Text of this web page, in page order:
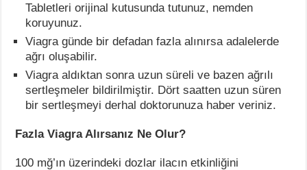
Tabletleri orijinal kutusunda tutunuz, nemden
koruyunuz.
Viagra günde bir defadan fazla alınırsa adalelerde
ağrı oluşabilir.
Viagra aldıktan sonra uzun süreli ve bazen ağrılı
sertleşmeler bildirilmiştir. Dört saatten uzun süren
bir sertleşmeyi derhal doktorunuza haber veriniz.
Fazla Viagra Alırsanız Ne Olur?
100 mğ’ın üzerindeki dozlar ilacın etkinliğini